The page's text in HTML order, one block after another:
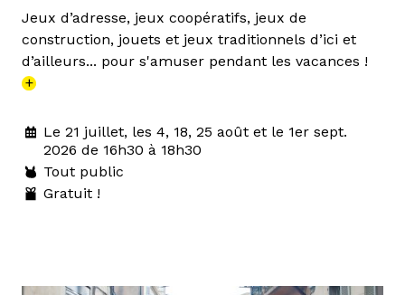
Jeux d’adresse, jeux coopératifs, jeux de
construction, jouets et jeux traditionnels d’ici et
d’ailleurs... pour s'amuser pendant les vacances !
+
Le 21 juillet, les 4, 18, 25 août et le 1er sept.
2026 de 16h30 à 18h30
Tout public
Gratuit !